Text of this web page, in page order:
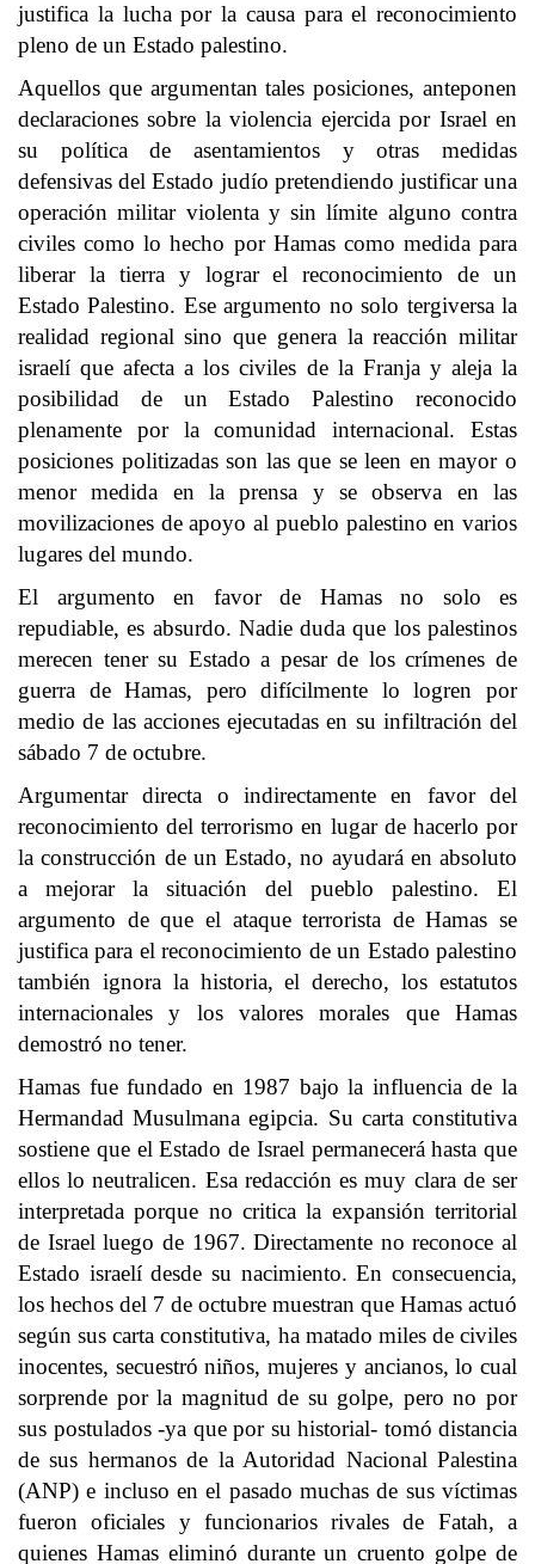
justifica la lucha por la causa para el reconocimiento
pleno de un Estado palestino.
Aquellos que argumentan tales posiciones, anteponen
declaraciones sobre la violencia ejercida por Israel en
su política de asentamientos y otras medidas
defensivas del Estado judío pretendiendo justificar una
operación militar violenta y sin límite alguno contra
civiles como lo hecho por Hamas como medida para
liberar la tierra y lograr el reconocimiento de un
Estado Palestino. Ese argumento no solo tergiversa la
realidad regional sino que genera la reacción militar
israelí que afecta a los civiles de la Franja y aleja la
posibilidad de un Estado Palestino reconocido
plenamente por la comunidad internacional. Estas
posiciones politizadas son las que se leen en mayor o
menor medida en la prensa y se observa en las
movilizaciones de apoyo al pueblo palestino en varios
lugares del mundo.
El argumento en favor de Hamas no solo es
repudiable, es absurdo. Nadie duda que los palestinos
merecen tener su Estado a pesar de los crímenes de
guerra de Hamas, pero difícilmente lo logren por
medio de las acciones ejecutadas en su infiltración del
sábado 7 de octubre.
Argumentar directa o indirectamente en favor del
reconocimiento del terrorismo en lugar de hacerlo por
la construcción de un Estado, no ayudará en absoluto
a mejorar la situación del pueblo palestino. El
argumento de que el ataque terrorista de Hamas se
justifica para el reconocimiento de un Estado palestino
también ignora la historia, el derecho, los estatutos
internacionales y los valores morales que Hamas
demostró no tener.
Hamas fue fundado en 1987 bajo la influencia de la
Hermandad Musulmana egipcia. Su carta constitutiva
sostiene que el Estado de Israel permanecerá hasta que
ellos lo neutralicen. Esa redacción es muy clara de ser
interpretada porque no critica la expansión territorial
de Israel luego de 1967. Directamente no reconoce al
Estado israelí desde su nacimiento. En consecuencia,
los hechos del 7 de octubre muestran que Hamas actuó
según sus carta constitutiva, ha matado miles de civiles
inocentes, secuestró niños, mujeres y ancianos, lo cual
sorprende por la magnitud de su golpe, pero no por
sus postulados -ya que por su historial- tomó distancia
de sus hermanos de la Autoridad Nacional Palestina
(ANP) e incluso en el pasado muchas de sus víctimas
fueron oficiales y funcionarios rivales de Fatah, a
quienes Hamas eliminó durante un cruento golpe de